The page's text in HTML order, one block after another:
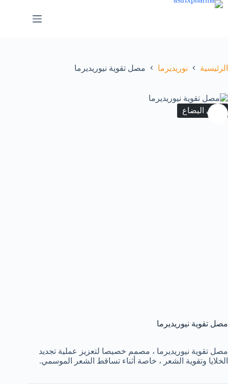
الرئيسية نوريديرما مصل تقوية نيوريديرما
انتهى البضاع
مصل تقوية نيوريديرما
مصل تقوية نيوريديرما ، مصمم خصيصا لتعزيز عملية تجديد
الخلايا وتقوية الشعر ، خاصة أثناء تساقط الشعر الموسمي.